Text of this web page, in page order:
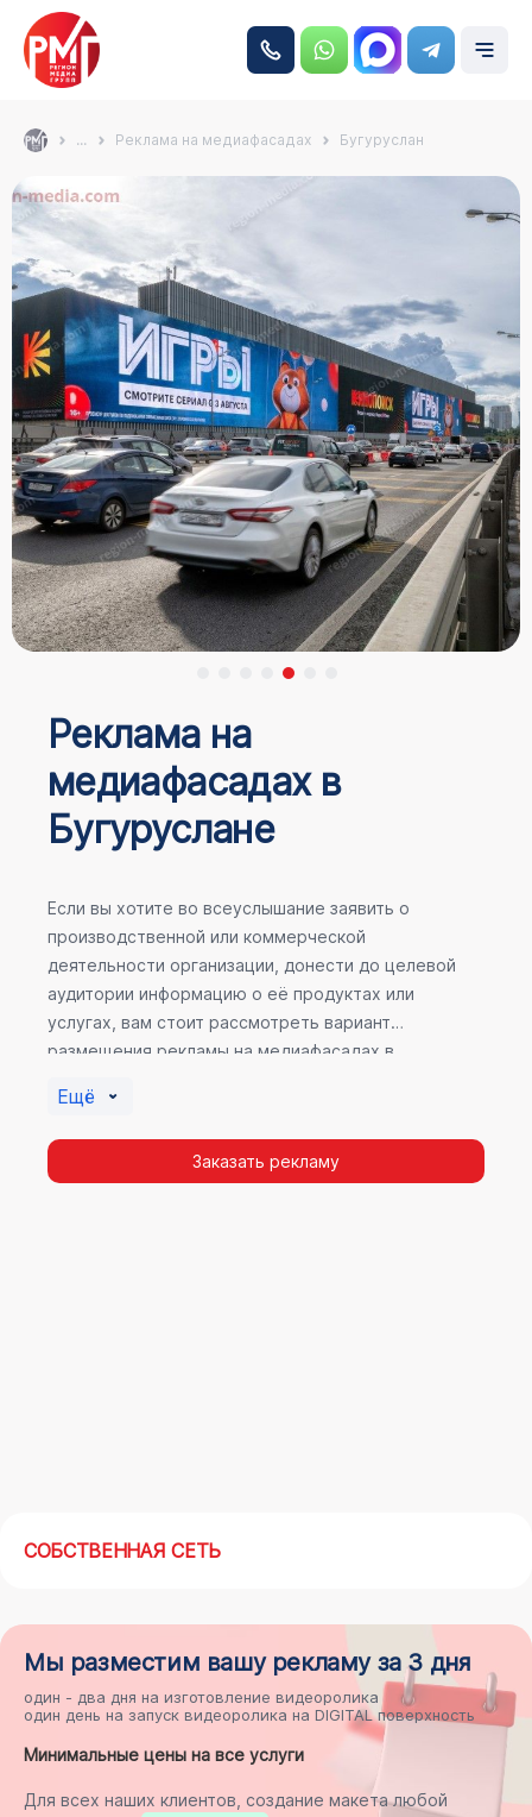
... Реклама на медиафасадах Бугуруслан
Реклама на
медиафасадах в
Бугуруслане
Если вы хотите во всеуслышание заявить о
производственной или коммерческой
деятельности организации, донести до целевой
аудитории информацию о её продуктах или
услугах, вам стоит рассмотреть вариант
размещения рекламы на медиафасадах в
специалисты ООО «Регион Медиа Групп».
Ещё
Заказать рекламу
СОБСТВЕННАЯ СЕТЬ
Мы разместим вашу рекламуза 3 дня
один - два дня на изготовление видеоролика
один день на запуск видеоролика на DIGITAL поверхность
Минимальные цены на все услуги
Для всех наших клиентов, создание макета любой